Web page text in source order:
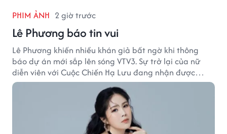
PHIM ẢNH 2 giờ trước
Lê Phương báo tin vui
Lê Phương khiến nhiều khán giả bất ngờ khi thông
báo dự án mới sắp lên sóng VTV3. Sự trở lại của nữ
diễn viên với Cuộc Chiến Hạ Lưu đang nhận được
nhiều sự quan tâm.